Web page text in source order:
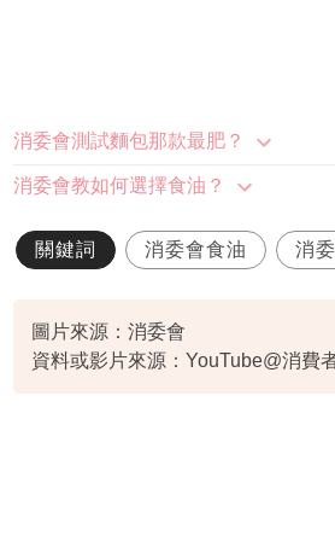
消委會測試麵包那款最肥？
消委會教如何選擇食油？
關鍵詞 消委會食油 消
圖片來源：消委會
資料或影片來源：YouTube@消費